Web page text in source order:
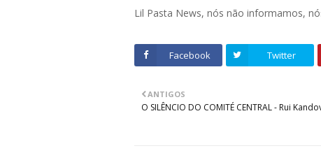
Lil Pasta News, nós não informamos,
Facebook Twitter
ANTIGOS
O SILÊNCIO DO COMITÉ CENTRAL - Rui